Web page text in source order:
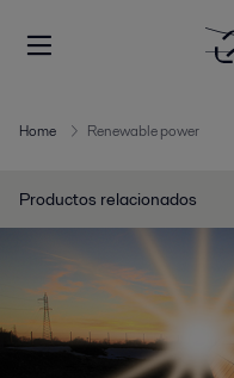
Home Renewable power
Productos relacionados